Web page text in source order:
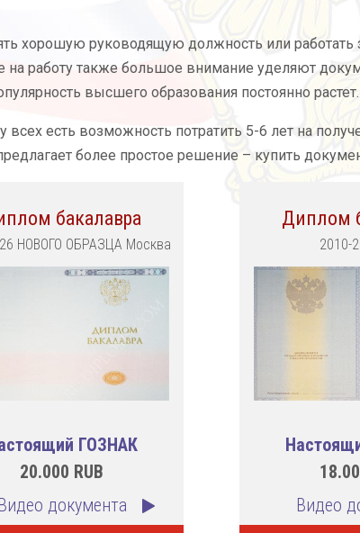
хорошую руководящую должность или работать
на работу также большое внимание уделяют
высшего образования постоянно растет.
всех есть возможность потратить 5-6 лет на
более простое решение – купить
бакалавра
НОВОГО ОБРАЗЦА Москва
ГОЗНАК
20.000 RUB
Видео документа
Диплом
2010-
Видео